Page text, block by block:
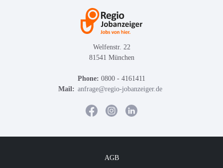
Welfenstr. 22
81541 München
Phone: 0800 - 4161411
Mail: anfrage@regio-jobanzeiger.de
AGB